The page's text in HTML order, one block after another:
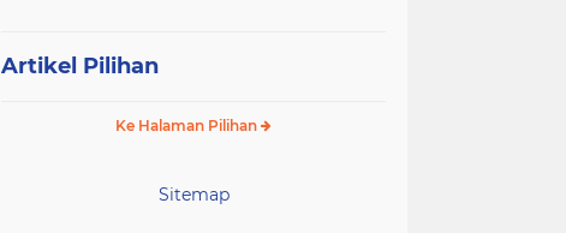
Artikel Pilihan
Ke Halaman Pilihan
Sitemap